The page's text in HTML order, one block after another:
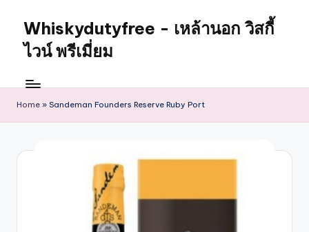
Whiskydutyfree - เหล้านอก วิสกี้
ไวน์ พรีเมี่ยม
Home » Sandeman Founders Reserve Ruby Port